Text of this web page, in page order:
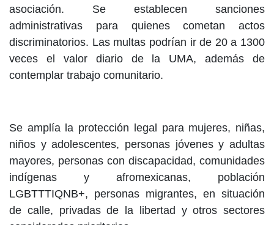
asociación. Se establecen sanciones
administrativas para quienes cometan actos
discriminatorios. Las multas podrían ir de 20 a 1300
veces el valor diario de la UMA, además de
contemplar trabajo comunitario.
Se amplía la protección legal para mujeres, niñas,
niños y adolescentes, personas jóvenes y adultas
mayores, personas con discapacidad, comunidades
indígenas y afromexicanas, población
LGBTTTIQNB+, personas migrantes, en situación
de calle, privadas de la libertad y otros sectores